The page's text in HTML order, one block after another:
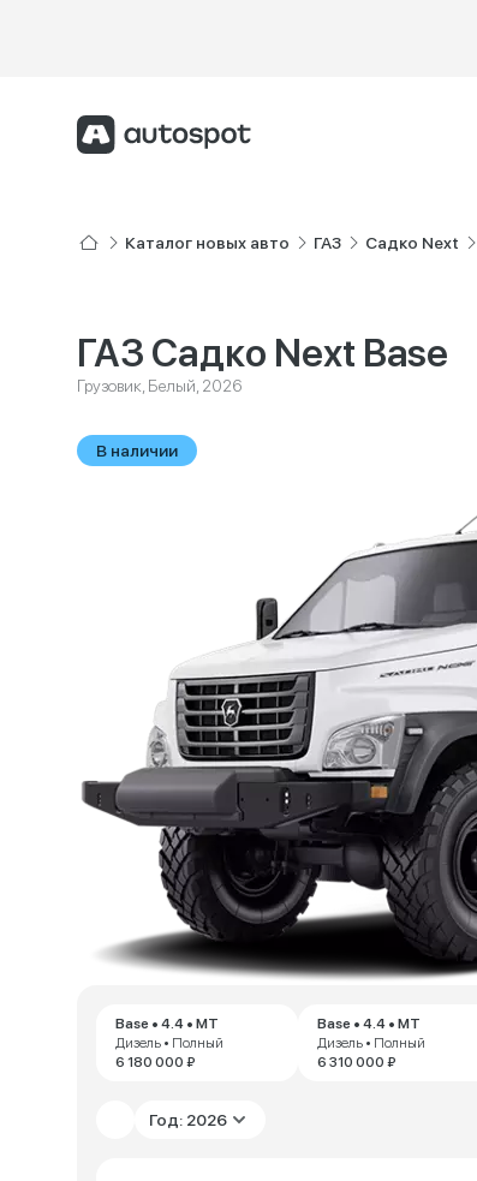
Каталог новых авто ГАЗ Садко Next
ГАЗ Садко Next Base
Грузовик, Белый, 2026
В наличии
Base • 4.4 • MT
Дизель • Полный
6 180 000 ₽
Base • 4.4 • MT
Дизель • Полный
6 310 000 ₽
Год: 2026